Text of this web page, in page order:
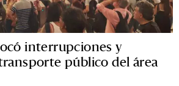
interrupciones y
público del área